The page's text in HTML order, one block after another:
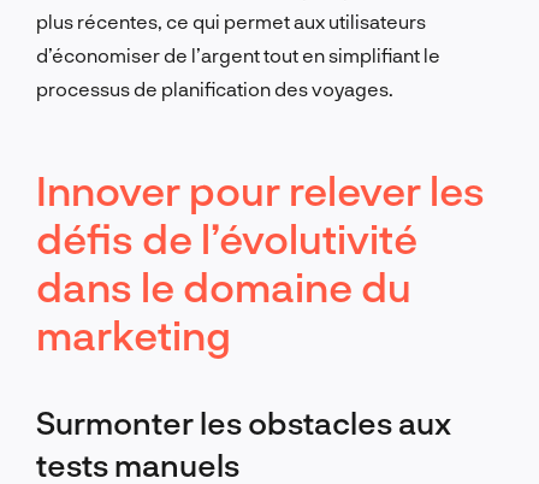
plus récentes, ce qui permet aux utilisateurs
d’économiser de l’argent tout en simplifiant le
processus de planification des voyages.
Innover pour relever les
défis de l’évolutivité
dans le domaine du
marketing
Surmonter les obstacles aux
tests manuels